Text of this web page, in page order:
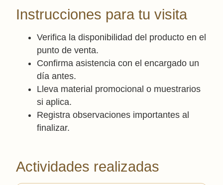
Instrucciones para tu visita
Verifica la disponibilidad del producto en el
punto de venta.
Confirma asistencia con el encargado un
día antes.
Lleva material promocional o muestrarios
si aplica.
Registra observaciones importantes al
finalizar.
Actividades realizadas